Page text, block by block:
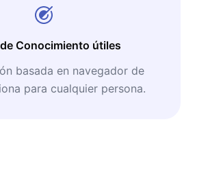
Conocimiento útiles
basada en navegador de
para cualquier persona.